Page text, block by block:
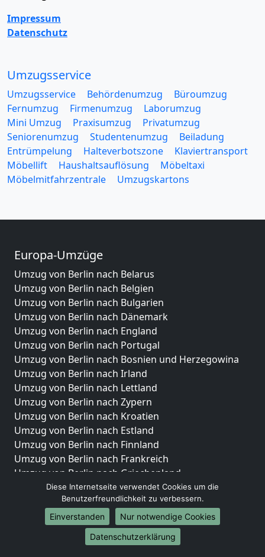
Impressum
Datenschutz
Umzugsservice
Umzugsservice Behördenumzug
Büroumzug
Fernumzug
Firmenumzug
Laborumzug
Mini Umzug
Praxisumzug
Privatumzug
Seniorenumzug
Studentenumzug
Beiladung
Entrümpelung
Halteverbotszone
Klaviertransport
Möbellift
Haushaltsauflösung
Möbeltaxi
Möbelmitfahrzentrale
Umzugskartons
Europa-Umzüge
Umzug von Berlin nach Belarus
Umzug von Berlin nach Belgien
Umzug von Berlin nach Bulgarien
Umzug von Berlin nach Dänemark
Umzug von Berlin nach England
Umzug von Berlin nach Portugal
Umzug von Berlin nach Bosnien und Herzegowina
Umzug von Berlin nach Irland
Umzug von Berlin nach Lettland
Umzug von Berlin nach Zypern
Umzug von Berlin nach Kroatien
Umzug von Berlin nach Estland
Umzug von Berlin nach Finnland
Umzug von Berlin nach Frankreich
Umzug von Berlin nach Griechenland
Umzug von Berlin nach Italien
Umzug von Berlin nach Liechtenstein
Umzug von Berlin nach Luxemburg
Umzug von Berlin nach Niederlande
Umzug von Berlin nach Norwegen
Diese Internetseite verwendet Cookies um die
Benutzerfreundlichkeit zu verbessern.
Einverstanden
Nur notwendige Cookies
Datenschutzerklärung